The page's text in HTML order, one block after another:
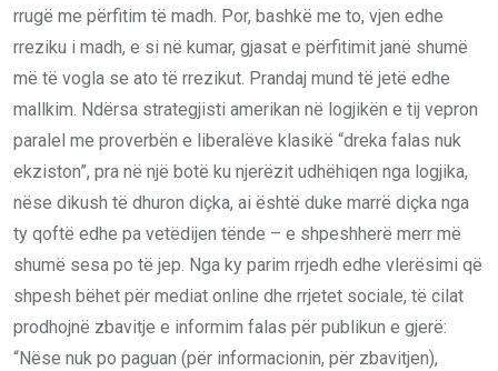
rrugë me përfitim të madh. Por, bashkë me to, vjen edhe
rreziku i madh, e si në kumar, gjasat e përfitimit janë shumë
më të vogla se ato të rrezikut. Prandaj mund të jetë edhe
mallkim. Ndërsa strategjisti amerikan në logjikën e tij vepron
paralel me proverbën e liberalëve klasikë “dreka falas nuk
ekziston”, pra në një botë ku njerëzit udhëhiqen nga logjika,
nëse dikush të dhuron diçka, ai është duke marrë diçka nga
ty qoftë edhe pa vetëdijen tënde – e shpeshherë merr më
shumë sesa po të jep. Nga ky parim rrjedh edhe vlerësimi që
shpesh bëhet për mediat online dhe rrjetet sociale, të cilat
prodhojnë zbavitje e informim falas për publikun e gjerë:
“Nëse nuk po paguan (për informacionin, për zbavitjen),